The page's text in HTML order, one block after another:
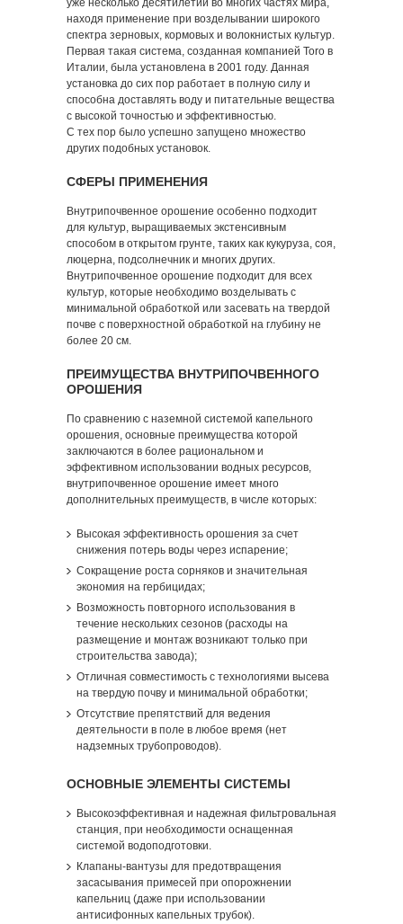
уже несколько десятилетий во многих частях мира,
находя применение при возделывании широкого
спектра зерновых, кормовых и волокнистых культур.
Первая такая система, созданная компанией Toro в
Италии, была установлена в 2001 году. Данная
установка до сих пор работает в полную силу и
способна доставлять воду и питательные вещества
с высокой точностью и эффективностью.
С тех пор было успешно запущено множество
других подобных установок.
СФЕРЫ ПРИМЕНЕНИЯ
Внутрипочвенное орошение особенно подходит
для культур, выращиваемых экстенсивным
способом в открытом грунте, таких как кукуруза, соя,
люцерна, подсолнечник и многих других.
Внутрипочвенное орошение подходит для всех
культур, которые необходимо возделывать с
минимальной обработкой или засевать на твердой
почве с поверхностной обработкой на глубину не
более 20 см.
ПРЕИМУЩЕСТВА ВНУТРИПОЧВЕННОГО
ОРОШЕНИЯ
По сравнению с наземной системой капельного
орошения, основные преимущества которой
заключаются в более рациональном и
эффективном использовании водных ресурсов,
внутрипочвенное орошение имеет много
дополнительных преимуществ, в числе которых:
Высокая эффективность орошения за счет
снижения потерь воды через испарение;
Сокращение роста сорняков и значительная
экономия на гербицидах;
Возможность повторного использования в
течение нескольких сезонов (расходы на
размещение и монтаж возникают только при
строительства завода);
Отличная совместимость с технологиями высева
на твердую почву и минимальной обработки;
Отсутствие препятствий для ведения
деятельности в поле в любое время (нет
надземных трубопроводов).
ОСНОВНЫЕ ЭЛЕМЕНТЫ СИСТЕМЫ
Высокоэффективная и надежная фильтровальная
станция, при необходимости оснащенная
системой водоподготовки.
Клапаны-вантузы для предотвращения
засасывания примесей при опорожнении
капельниц (даже при использовании
антисифонных капельных трубок).